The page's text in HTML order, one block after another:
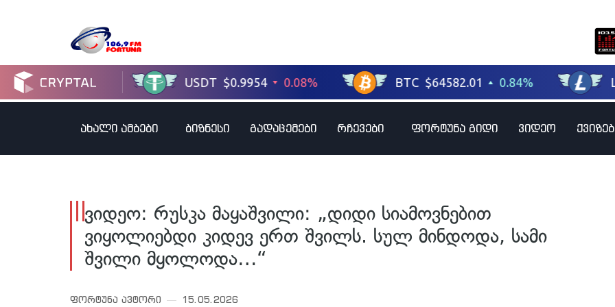
ახალი ამბები ბიზნესი გადაცემები რჩევები ფორტუნა გიდი ვიდეო
ვიდეო: რუსკა მაყაშვილი: „დიდი სიამოვნებით
ვიყოლიებდი კიდევ ერთ შვილს. სულ მინდოდა, სამი
შვილი მყოლოდა…“
ფორტუნა ავტორი 15.05.2026